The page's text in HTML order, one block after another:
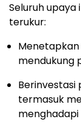
Seluruh
terukur:
Menetapkan
mendukung
Berinvestasi
termasuk
menghadapi